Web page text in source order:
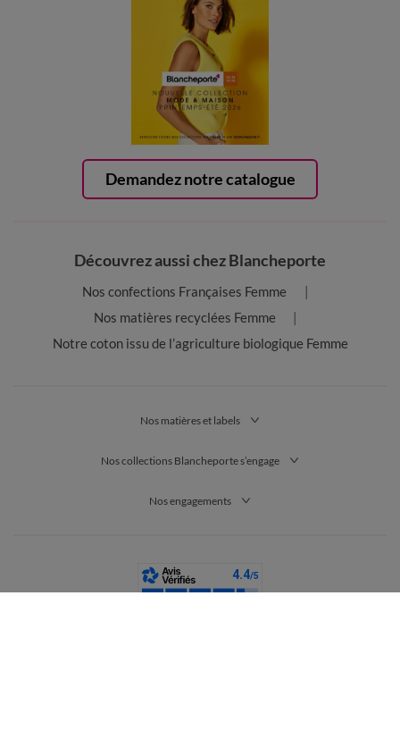
Demandez notre catalogue
Découvrez aussi chez Blancheporte
Nos confections Françaises Femme
Nos matières recyclées Femme
Notre coton issu de l’agriculture biologique Femme
Nos matières et labels
Nos collections Blancheporte s’engage
Nos engagements